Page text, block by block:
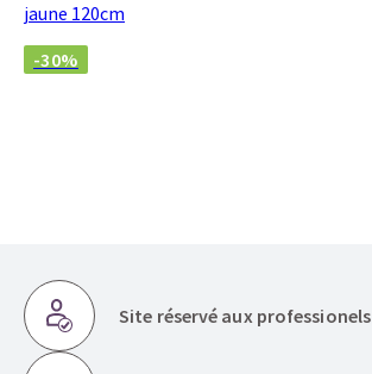
jaune 120cm
-30%
Site réservé aux professionels